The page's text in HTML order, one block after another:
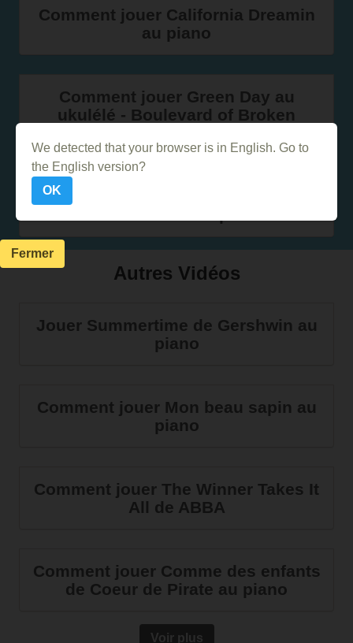
Comment jouer California Dreamin
au piano
Comment jouer Green Day au
ukulélé - Boulevard of Broken
Comment jouer Dream a Little
Autres Vidéos
Jouer Summertime de Gershwin au
piano
Comment jouer Mon beau sapin au
piano
Comment jouer The Winner Takes It
All de ABBA
Comment jouer Comme des enfants
de Coeur de Pirate au piano
Voir plus
We detected that your browser is in English. Go to
the English version?
OK
Fermer